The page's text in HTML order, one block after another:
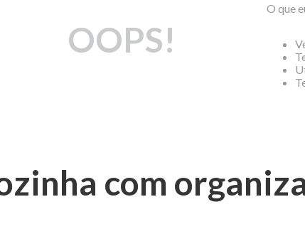
OOPS!
O que
com